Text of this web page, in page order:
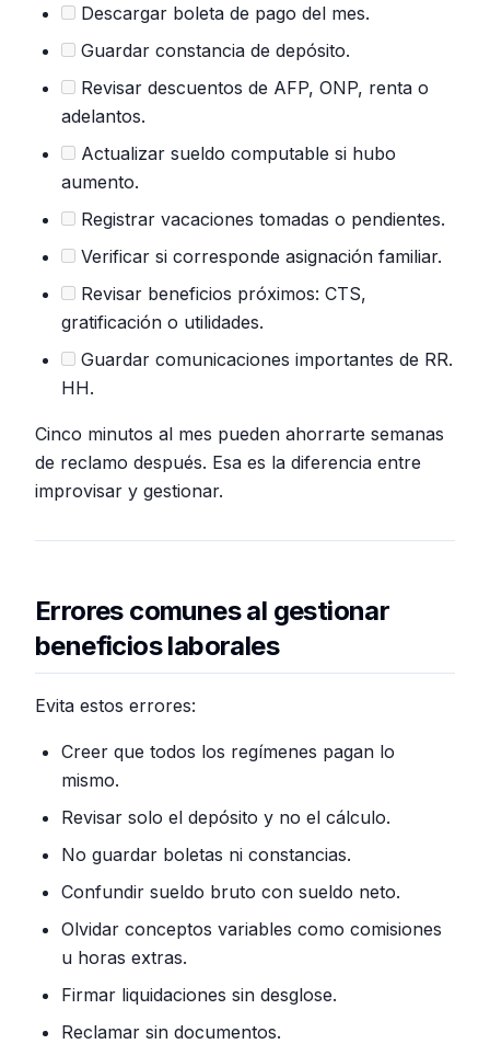
Descargar boleta de pago del mes.
Guardar constancia de depósito.
Revisar descuentos de AFP, ONP, renta o
adelantos.
Actualizar sueldo computable si hubo
aumento.
Registrar vacaciones tomadas o pendientes.
Verificar si corresponde asignación familiar.
Revisar beneficios próximos: CTS,
gratificación o utilidades.
Guardar comunicaciones importantes de RR.
HH.
Cinco minutos al mes pueden ahorrarte semanas
de reclamo después. Esa es la diferencia entre
improvisar y gestionar.
Errores comunes al gestionar
beneficios laborales
Evita estos errores:
Creer que todos los regímenes pagan lo
mismo.
Revisar solo el depósito y no el cálculo.
No guardar boletas ni constancias.
Confundir sueldo bruto con sueldo neto.
Olvidar conceptos variables como comisiones
u horas extras.
Firmar liquidaciones sin desglose.
Reclamar sin documentos.